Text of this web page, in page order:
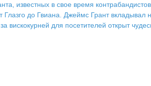
известных в свое время
до Гвиана. Джеймс Грант
вискокурней для посетителей открыт